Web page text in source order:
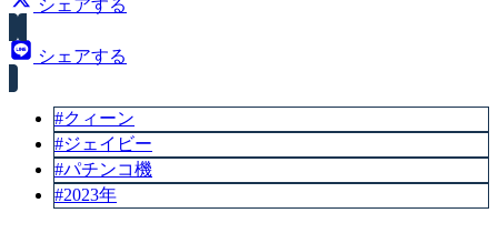
シェアする
シェアする
#クィーン
#ジェイビー
#パチンコ機
#2023年